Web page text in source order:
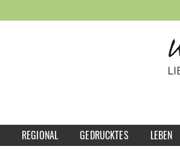
REGIONAL GEDRUCKTES LEBEN